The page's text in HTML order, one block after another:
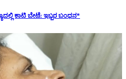
ಕಾಟಿ ಬೇಟೆ: ಇಬ್ಬರ ಬಂಧನ*